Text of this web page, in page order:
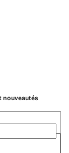
nouveautés